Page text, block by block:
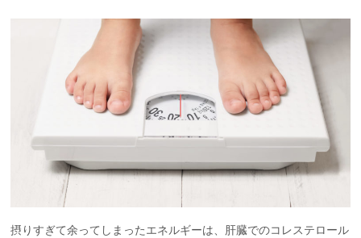
摂りすぎて余ってしまったエネルギーは、肝臓でのコレステロール